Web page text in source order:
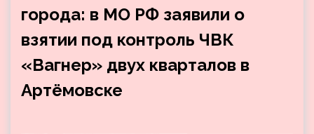
города: в МО РФ заявили о
взятии под контроль ЧВК
«Вагнер» двух кварталов в
Артёмовске